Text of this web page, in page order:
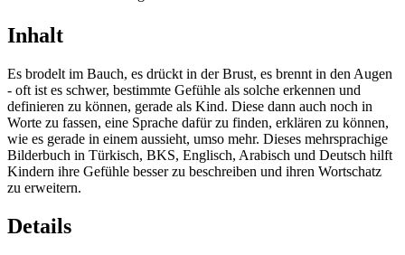
Inhalt
Es brodelt im Bauch, es drückt in der Brust, es brennt in den Augen
- oft ist es schwer, bestimmte Gefühle als solche erkennen und
definieren zu können, gerade als Kind. Diese dann auch noch in
Worte zu fassen, eine Sprache dafür zu finden, erklären zu können,
wie es gerade in einem aussieht, umso mehr. Dieses mehrsprachige
Bilderbuch in Türkisch, BKS, Englisch, Arabisch und Deutsch hilft
Kindern ihre Gefühle besser zu beschreiben und ihren Wortschatz
zu erweitern.
Details